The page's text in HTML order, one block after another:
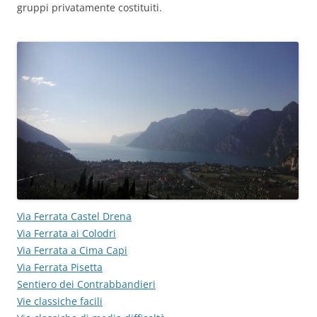
gruppi privatamente costituiti.
Via Ferrata Castel Drena
Via Ferrata ai Colodri
Via Ferrata a Cima Capi
Via Ferrata Pisetta
Sentiero dei Contrabbandieri
Vie classiche facili